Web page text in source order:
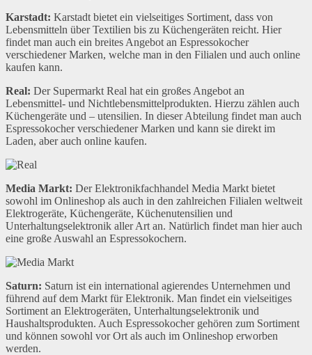
Karstadt: Karstadt bietet ein vielseitiges Sortiment, dass von
Lebensmitteln über Textilien bis zu Küchengeräten reicht. Hier
findet man auch ein breites Angebot an Espressokocher
verschiedener Marken, welche man in den Filialen und auch online
kaufen kann.
Real: Der Supermarkt Real hat ein großes Angebot an
Lebensmittel- und Nichtlebensmittelprodukten. Hierzu zählen auch
Küchengeräte und – utensilien. In dieser Abteilung findet man auch
Espressokocher verschiedener Marken und kann sie direkt im
Laden, aber auch online kaufen.
Media Markt: Der Elektronikfachhandel Media Markt bietet
sowohl im Onlineshop als auch in den zahlreichen Filialen weltweit
Elektrogeräte, Küchengeräte, Küchenutensilien und
Unterhaltungselektronik aller Art an. Natürlich findet man hier auch
eine große Auswahl an Espressokochern.
Saturn: Saturn ist ein international agierendes Unternehmen und
führend auf dem Markt für Elektronik. Man findet ein vielseitiges
Sortiment an Elektrogeräten, Unterhaltungselektronik und
Haushaltsprodukten. Auch Espressokocher gehören zum Sortiment
und können sowohl vor Ort als auch im Onlineshop erworben
werden.